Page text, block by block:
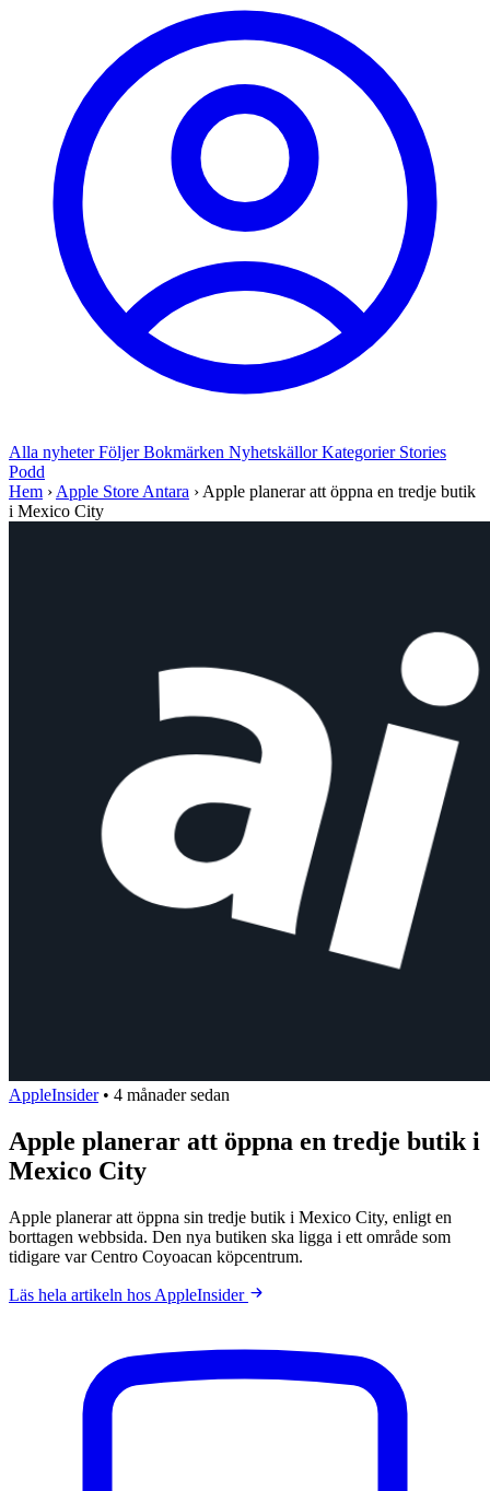
Alla nyheterFöljerBokmärken NyhetskällorKategorier Stories
Podd
Hem › Apple Store Antara › Apple planerar att öppna en tredje butik
i Mexico City
AppleInsider • 4 månader sedan
Apple planerar att öppna en tredje butik i
Mexico City
Apple planerar att öppna sin tredje butik i Mexico City, enligt en
borttagen webbsida. Den nya butiken ska ligga i ett område som
tidigare var Centro Coyoacan köpcentrum.
Läs hela artikeln hos AppleInsider